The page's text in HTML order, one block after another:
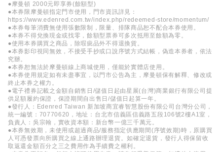
●摩曼頓 2000元即享券(餘額型)
●本券限摩曼頓指定門市使用，門市資訊詳見：
https://www.edenred.com.tw/index.php/redeemed-store/momentum/
●本券每筆消費無使用張數限制，限量、排隊商品恕不配合本券使用。
●本券不得兌換現金或找零，餘額型票券可多次抵用至餘額為零。
●使用本券購買之商品，除瑕疵品外不得退換貨。
●本券影印視同無效，不接受手抄或口說序號方式結帳，偽造本券者，依法
究辦。
●本券恕無法於摩曼頓線上商城使用，僅能於實體店使用。
●本券使用規定如有未盡事宜，以門市公告為主，摩曼頓保有解釋、修改或
終止本券之權力。
●電子禮券記載之金額自銷售日/儲值日起由星展(台灣)商業銀行有限公司提
供足額履約保證，保證期間自出售日/儲值日起算一年。
●發行人：Edenred Taiwan 新加坡商宜睿智慧股份有限公司台灣分公司，
統一編號：70770620，地址：台北市信義區信義路五段106號2樓A1室，
負責人：吳宗翰，實收資本額：新台幣一億三千萬元。
●本券無效期，未使用或超過商品/服務指定供應期間(序號效期)時，原購買
人可憑發票向所購買之線上通路辦理退貨。如確定退貨，發行人得保留收
取返還金額百分之三之費用作為手續費之權利。